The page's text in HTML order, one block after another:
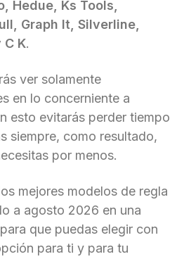
Hedue, Ks Tools,
Graph It, Silverline,
K.
ver solamente
en lo concerniente a
esto evitarás perder tiempo
siempre, como resultado,
por menos.
mejores modelos de regla
a agosto 2026 en una
que puedas elegir con
para ti y para tu